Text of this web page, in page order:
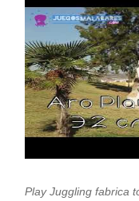
Play Juggling fabrica